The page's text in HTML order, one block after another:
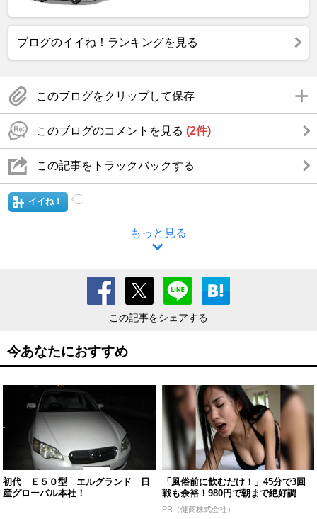
ブログのイイね！ランキングを見る
このブログをクリップして保存
このブログのコメントを見る (2件)
この記事をトラックバックする
イイね！
もっと見る
この記事をシェアする
今あなたにおすすめ
初代 Ｅ５０型 エルグランド 日
産グローバル本社！
「風俗前に飲むだけ！」45分で3回
戦も余裕！980円で朝まで絶好調
PR（健商株式会社）